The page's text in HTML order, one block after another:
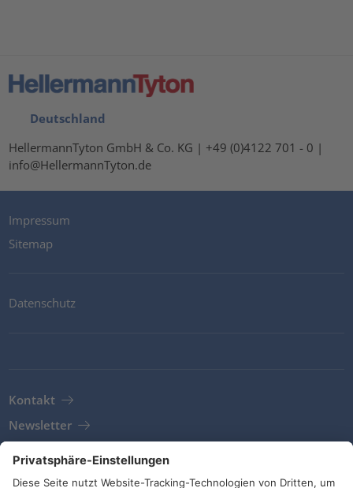
Deutschland
HellermannTyton GmbH & Co. KG | +49 (0)4122 701 - 0 |
info@HellermannTyton.de
Impressum
Sitemap
Datenschutz
Kontakt
Newsletter